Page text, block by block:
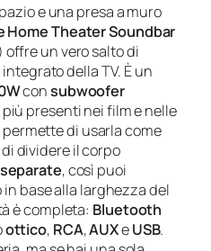
e una presa a muro
Home Theater Soundbar
offre un vero salto di
della TV. È un
consubwoofer
presenti nei film e nelle
permette di usarla come
dividere il corpo
, così puoi
base alla larghezza del
è completa: Bluetooth
ottico, RCA,AUXeUSB.